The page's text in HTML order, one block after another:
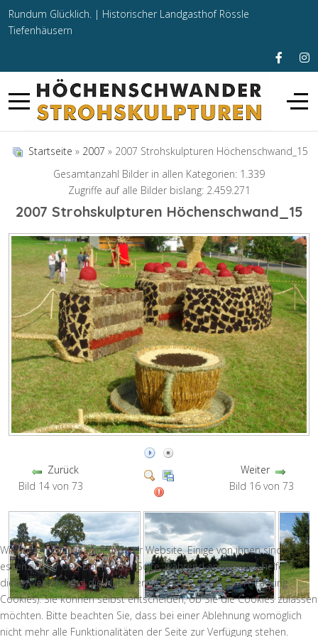
Rundum Glücklich. | Historischer Landgasthof Rössle
Tiefenhäusern
Startseite » 2007 » 2007 Strohskulpturen Höchenschwand_15
Gesamtanzahl Bilder in allen Kategorien: 1.339
Zugriffe auf alle Bilder bislang: 2.459.271
2007 Strohskulpturen Höchenschwand_15
Zurück
Bild 14 von 73
Weiter
Bild 16 von 73
Wir nutzen Cookies auf unserer Website. Einige von ihnen sind
essenziell für den Betrieb der Seite, während andere uns helfen,
diese Website und die Nutzererfahrung zu verbessern (Tracking
Cookies). Sie können selbst entscheiden, ob Sie die Cookies zulassen
möchten. Bitte beachten Sie, dass bei einer Ablehnung womöglich
nicht mehr alle Funktionalitäten der Seite zur Verfügung stehen.